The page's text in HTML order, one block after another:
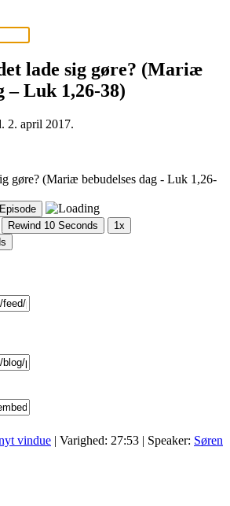
lade sig gøre? (Mariæ
– Luk 1,26-38)
2. april 2017.
gøre? (Mariæ bebudelses dag - Luk 1,26-
Rewind 10 Seconds
1x
vindue | Varighed: 27:53 | Speaker: Søren